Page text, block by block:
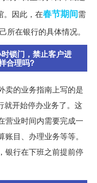
。因此，在春节期间需
所在银行的具体情况。
锁门，禁止客户进
合理吗?
卖的业务指南上写的是
就开始停办业务了。这
营业时间内需要完成一
目、办理业务等等。
银行在下班之前提前停